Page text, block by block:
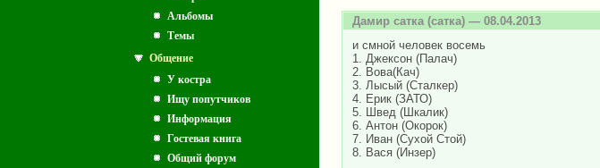
Альбомы
Темы
Общение
У костра
Ищу попутчиков
Информация
Гостевая книга
Общий форум
Дамир сатка (сатка) — 08.04.2013
и смной человек восемь
1. Джексон (Палач)
2. Вова(Кач)
3. Лысый (Сталкер)
4. Ерик (ЗАТО)
5. Швед (Шкалик)
6. Антон (Окорок)
7. Иван (Сухой Стой)
8. Вася (Инзер)